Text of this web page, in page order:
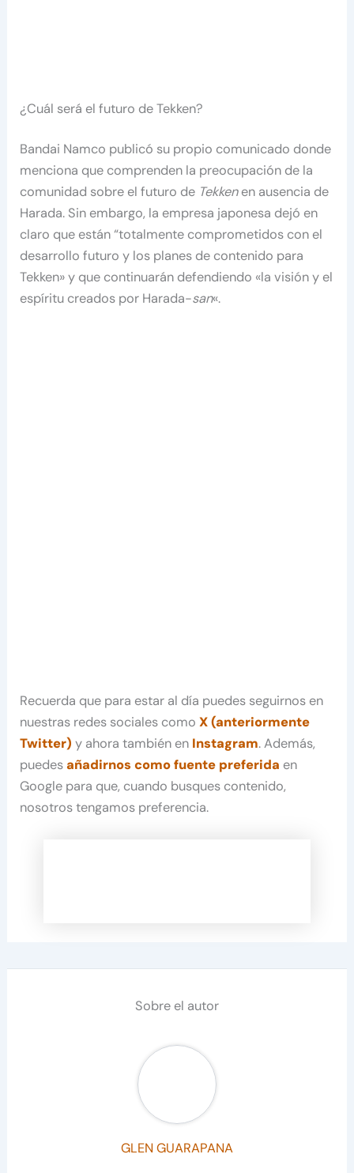
¿Cuál será el futuro de Tekken?
Bandai Namco publicó su propio comunicado donde
menciona que comprenden la preocupación de la
comunidad sobre el futuro de Tekkenen ausencia de
Harada. Sin embargo, la empresa japonesa dejó en
claro que están “totalmente comprometidos con el
desarrollo futuro y los planes de contenido para
Tekken» y que continuarán defendiendo «la visión y el
espíritu creados por Harada-san«.
Recuerda que para estar al día puedes seguirnos en
nuestras redes sociales comoX (anteriormente
Twitter) y ahora también en Instagram. Además,
puedesañadirnos como fuente preferida en
Google para que, cuando busques contenido,
nosotros tengamos preferencia.
Sobre el autor
GLEN GUARAPANA